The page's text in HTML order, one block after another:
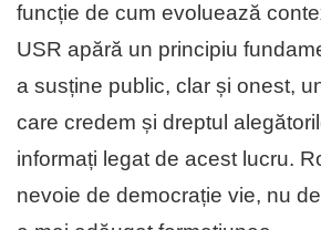
funcție de cum evoluează
USR apără un principiu
a susține public, clar și onest,
care credem și dreptul
informați legat de acest lucru.
nevoie de democrație vie, nu